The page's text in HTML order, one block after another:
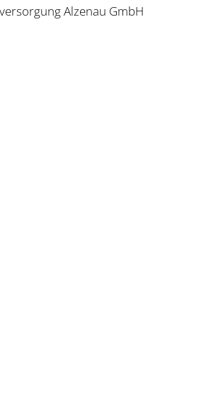
Alzenau GmbH